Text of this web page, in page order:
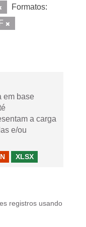
Formatos:
em base
a carga
e/ou
XLSX
registros usando